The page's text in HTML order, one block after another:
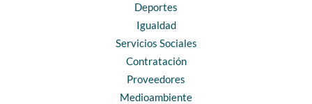
Deportes
Igualdad
Servicios Sociales
Contratación
Proveedores
Medioambiente